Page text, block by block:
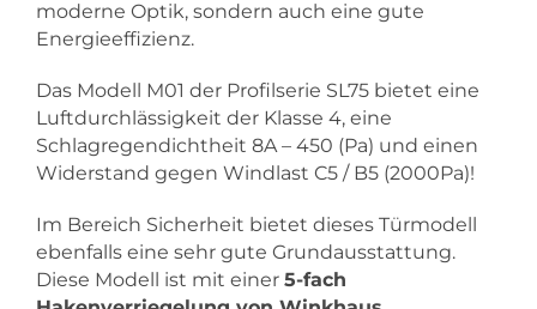
moderne Optik, sondern auch eine gute
Energieeffizienz.
Das Modell M01 der Profilserie SL75 bietet eine
Luftdurchlässigkeit der Klasse 4, eine
Schlagregendichtheit 8A – 450 (Pa) und einen
Widerstand gegen Windlast C5 / B5 (2000Pa)!
Im Bereich Sicherheit bietet dieses Türmodell
ebenfalls eine sehr gute Grundausstattung.
Diese Modell ist mit einer 5-fach